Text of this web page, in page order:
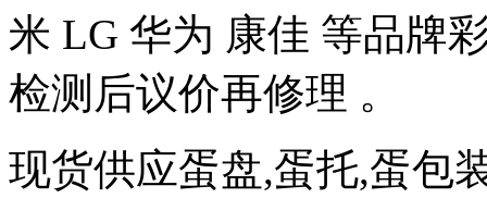
米 LG 华为 康佳 等品牌
检测后议价再修理 。
现货供应蛋盘,蛋托,蛋包